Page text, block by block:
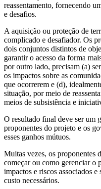
reassentamento, fornecendo
e desafios.
A aquisição ou proteção de
complicado e desafiador. Os
dois conjuntos distintos de
garantir o acesso da forma
por outro lado, precisam (a)
os impactos sobre as
que ocorrerem e (d),
situação, por meio de
meios de subsistência e
O resultado final deve ser um
proponentes do projeto e os
esses ganhos mútuos.
Muitas vezes, os proponentes
começar ou como gerenciar o
impactos e riscos associados
custo necessários.